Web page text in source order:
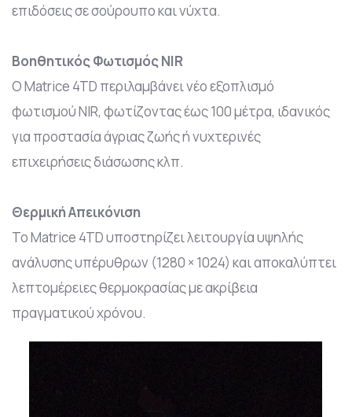
επιδόσεις σε σούρουπο και νύχτα.
Βοηθητικός Φωτισμός NIR
Ο Matrice 4TD περιλαμβάνει νέο εξοπλισμό
φωτισμού NIR, φωτίζοντας έως 100 μέτρα, ιδανικός
για προστασία άγριας ζωής ή νυχτερινές
επιχειρήσεις διάσωσης κλπ.
Θερμική Απεικόνιση
Το Matrice 4TD υποστηρίζει λειτουργία υψηλής
ανάλυσης υπέρυθρων (1280 × 1024) και αποκαλύπτει
λεπτομέρειες θερμοκρασίας με ακρίβεια
πραγματικού χρόνου.